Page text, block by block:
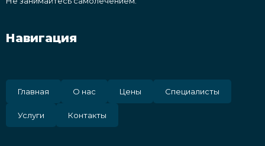
Навигация
Главная О нас Цены Специалисты
Услуги Контакты